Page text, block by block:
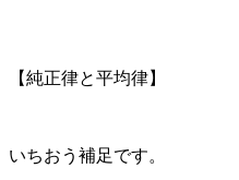
【純正律と平均律】
いちおう補足です。